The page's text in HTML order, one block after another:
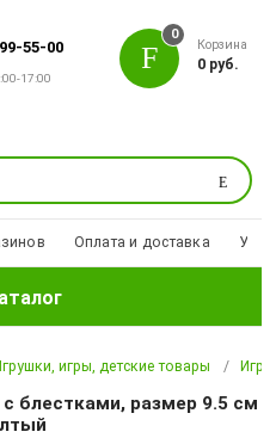
55-00
17:00
Поиск
0
Корзина
0 руб.
Оплата и доставка
игры, детские товары
блестками, размер 9.5 см